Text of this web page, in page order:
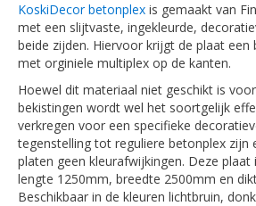
KoskiDecor betonplex is gemaakt van
met een slijtvaste, ingekleurde,
beide zijden. Hiervoor krijgt de plaat
met orginiele multiplex op de kanten.
Hoewel dit materiaal niet geschikt is
bekistingen wordt wel het soortgelijk
verkregen voor een specifieke
tegenstelling tot reguliere betonplex zijn
platen geen kleurafwijkingen. Deze plaat
lengte 1250mm, breedte 2500mm en
Beschikbaar in de kleuren lichtbruin,